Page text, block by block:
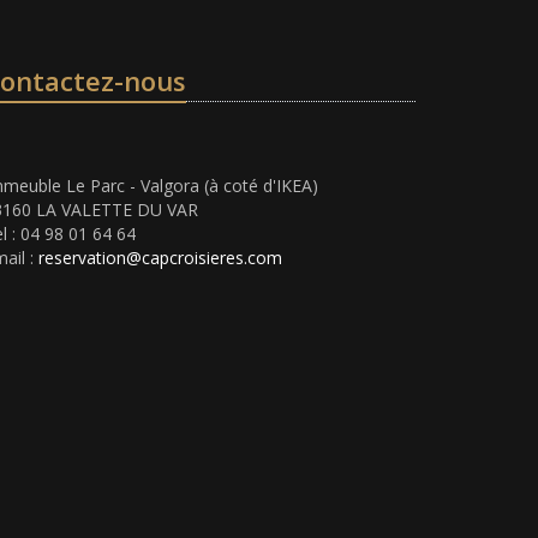
nous
Le Parc - Valgora (à coté d'IKEA)
LA VALETTE DU VAR
: 04 98 01 64 64
: reservation@capcroisieres.com